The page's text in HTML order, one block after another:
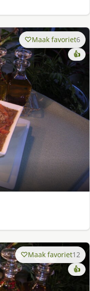
Maak favoriet6
👍
Maak favoriet12
👍